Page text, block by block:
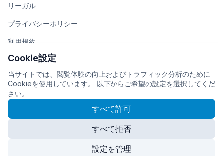
リーガル
プライバシーポリシー
利用規約
チーム
会社概要
株式会社Kafkai Gikenに開発・運営されています
Cookie設定
Cookie設定
当サイトでは、閲覧体験の向上およびトラフィック分析のために
Cookieを使用しています。 以下からご希望の設定を選択してくだ
さい。
すべて許可
すべて拒否
設定を管理